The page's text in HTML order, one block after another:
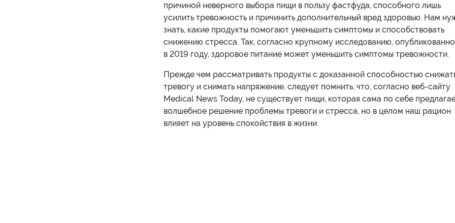
причиной неверного выбора пищи в пользу фастфуда, способного лишь
усилить тревожность и причинить дополнительный вред здоровью. Нам
знать, какие продукты помогают уменьшить симптомы и способствовать
снижению стресса. Так, согласно крупному исследованию,
в 2019 году, здоровое питание может уменьшить симптомы тревожности.
Прежде чем рассматривать продукты с доказанной способностью
тревогу и снимать напряжение, следует помнить, что, согласно веб-сайту
Medical News Today, не существует пищи, которая сама по себе
волшебное решение проблемы тревоги и стресса, но в целом наш рацион
влияет на уровень спокойствия в жизни.